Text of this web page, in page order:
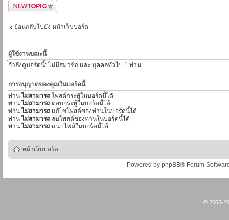
ตั้งกระทู้ใหม่
ย้อนกลับไปยัง หน้าเว็บบอร์ด
ผู้ใช้งานขณะนี้
่กำลังดูบอร์ดนี้: ไม่มีสมาชิก และ บุคคลทั่วไป 1 ท่าน
การอนุญาตของคุณในบอร์ดนี้
ท่าน ไม่สามารถ โพสต์กระทู้ในบอร์ดนี้ได้
ท่าน ไม่สามารถ ตอบกระทู้ในบอร์ดนี้ได้
ท่าน ไม่สามารถ แก้ไขโพสต์ของท่านในบอร์ดนี้ได้
ท่าน ไม่สามารถ ลบโพสต์ของท่านในบอร์ดนี้ได้
ท่าน ไม่สามารถ แนบไฟล์ในบอร์ดนี้ได้
หน้าเว็บบอร์ด
Powered by phpBB® Forum
© 2005-